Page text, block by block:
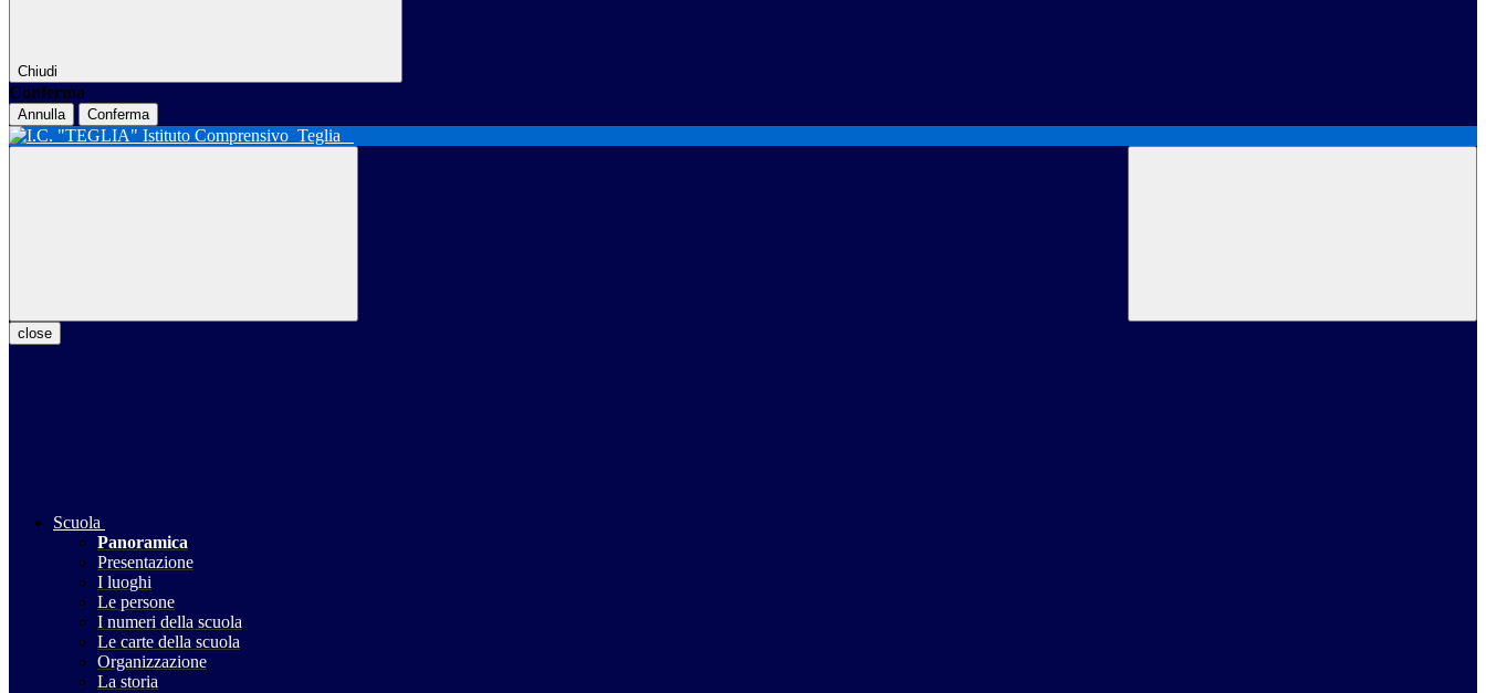
Chiudi
Conferma
Annulla Conferma
Istituto Comprensivo Teglia
close
Scuola
Panoramica
Presentazione
I luoghi
Le persone
I numeri della scuola
Le carte della scuola
Organizzazione
La storia